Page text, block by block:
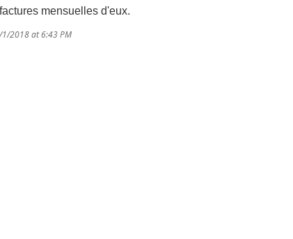
mensuelles d'eux.
2018 at 6:43 PM